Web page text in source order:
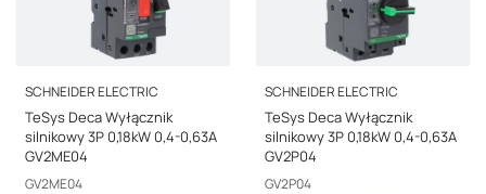
PRODUCENT
SCHNEIDER ELECTRIC
TeSys Deca Wyłącznik
silnikowy 3P 0,18kW 0,4-0,63A
GV2ME04
Kod producenta
GV2ME04
PRODUCENT
SCHNEIDER ELECTRIC
TeSys Deca Wyłącznik
silnikowy 3P 0,18kW 0,4-0,63A
GV2P04
Kod producenta
GV2P04